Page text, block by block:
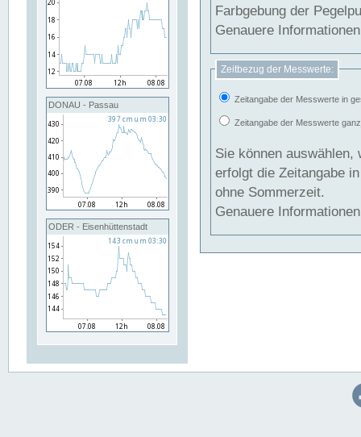
DONAU - Passau
ODER - Eisenhüttenstadt
Farbgebung der
Genauere
Zeitbezug der Messwerte:
Zeitangabe der Messwerte in
Zeitangabe der Messwerte
Sie können auswählen,
erfolgt die Zeitangabe
ohne Sommerzeit.
Genauere